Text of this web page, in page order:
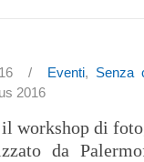
/ Eventi, Senza
2016
workshop di
da